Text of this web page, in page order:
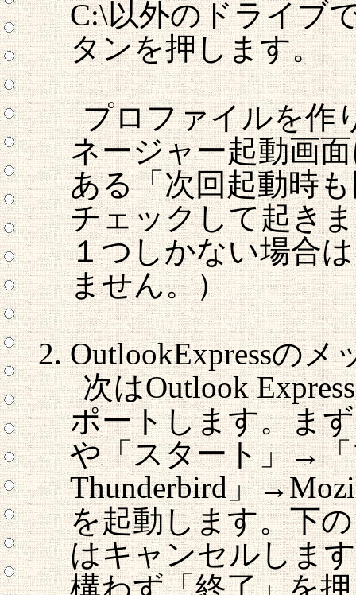
C:\以外のドライブ
タンを押します。
プロファイルを作
ネージャー起動画
ある「次回起動時
チェックして起き
１つしかない場合
ません。）
OutlookExpressの
次はOutlook
ポートします。ま
や「スタート」→
Thunderbird」
を起動します。下
はキャンセルしま
構わず「終了」を